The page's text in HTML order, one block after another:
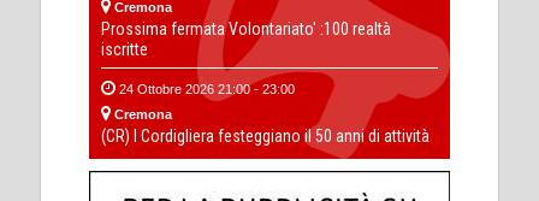
Cremona
Prossima fermata Volontariato' :100 realtà
iscritte
24 Ottobre 2026 21:00 - 23:00
Cremona
(CR) I Cordigliera festeggiano il 50 anni di attività